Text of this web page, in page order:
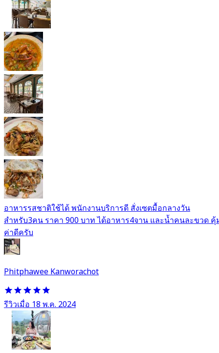
อาหารรสชาติใช้ได้ พนักงานบริการดี สั่งเซตมื้อกลางวัน
สำหรับ3คน ราคา 900 บาท ได้อาหาร4จาน และน้ำคนละขวด คุ้
ค่าดีครับ
Phitphawee Kanworachot
รีวิวเมื่อ 18 พ.ค. 2024